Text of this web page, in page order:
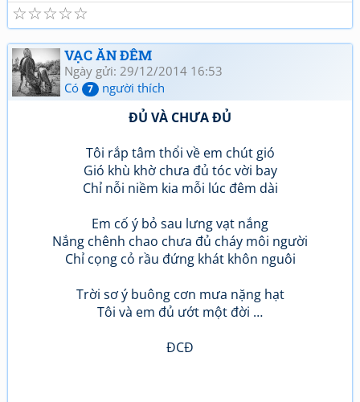
☆
☆
☆
☆
☆
VẠC ĂN ĐÊM
Ngày gửi: 29/12/2014 16:53
Có
7 người thích
ĐỦ VÀ CHƯA ĐỦ
Tôi rắp tâm thổi về em chút gió
Gió khù khờ chưa đủ tóc vời bay
Chỉ nỗi niềm kia mỗi lúc đêm dài
Em cố ý bỏ sau lưng vạt nắng
Nắng chênh chao chưa đủ cháy môi người
Chỉ cọng cỏ rầu đứng khát khôn nguôi
Trời sơ ý buông cơn mưa nặng hạt
Tôi và em đủ ướt một đời …
ĐCĐ